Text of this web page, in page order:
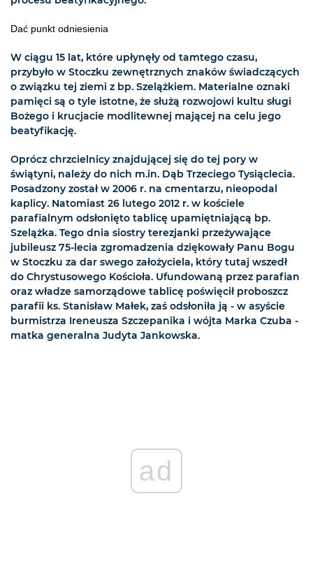
Dać punkt odniesienia
W ciągu 15 lat, które upłynęły od tamtego czasu,
przybyło w Stoczku zewnętrznych znaków świadczących
o związku tej ziemi z bp. Szelążkiem. Materialne oznaki
pamięci są o tyle istotne, że służą rozwojowi kultu sługi
Bożego i krucjacie modlitewnej mającej na celu jego
beatyfikację.
Oprócz chrzcielnicy znajdującej się do tej pory w
świątyni, należy do nich m.in. Dąb Trzeciego Tysiąclecia.
Posadzony został w 2006 r. na cmentarzu, nieopodal
kaplicy. Natomiast 26 lutego 2012 r. w kościele
parafialnym odsłonięto tablicę upamiętniającą bp.
Szelążka. Tego dnia siostry terezjanki przeżywające
jubileusz 75-lecia zgromadzenia dziękowały Panu Bogu
w Stoczku za dar swego założyciela, który tutaj wszedł
do Chrystusowego Kościoła. Ufundowaną przez parafian
oraz władze samorządowe tablicę poświęcił proboszcz
parafii ks. Stanisław Małek, zaś odsłoniła ją - w asyście
burmistrza Ireneusza Szczepanika i wójta Marka Czuba -
matka generalna Judyta Jankowska.
ad